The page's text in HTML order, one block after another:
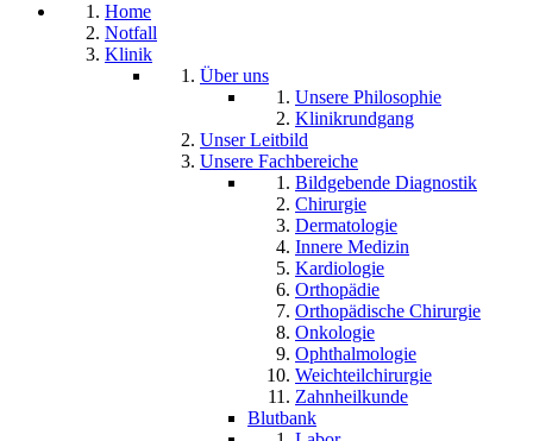
Home
Notfall
Klinik
Über uns
Unsere Philosophie
Klinikrundgang
Unser Leitbild
Unsere Fachbereiche
Bildgebende Diagnostik
Chirurgie
Dermatologie
Innere Medizin
Kardiologie
Orthopädie
Orthopädische Chirurgie
Onkologie
Ophthalmologie
Weichteilchirurgie
Zahnheilkunde
Blutbank